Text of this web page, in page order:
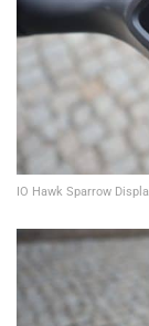
IO Hawk Sparrow